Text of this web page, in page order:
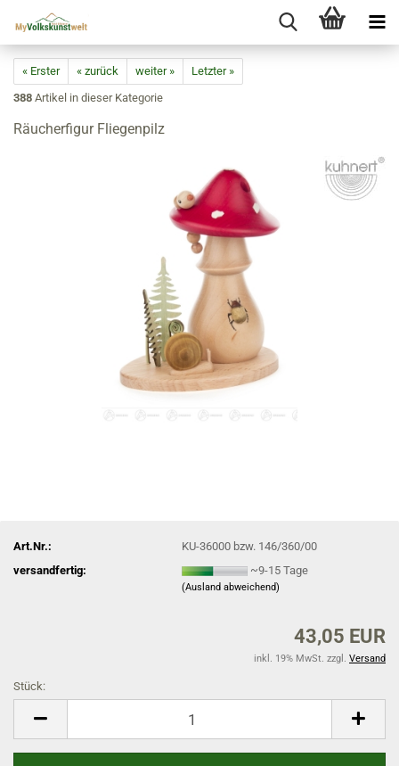
« Erster « zurück weiter »
Letzter »
388 Artikel in dieser Kategorie
Räucherfigur Fliegenpilz
Art.Nr.:
KU-36000 bzw. 146/360/00
versandfertig:
~9-15 Tage
(Ausland abweichend)
43,05 EUR
inkl. 19% MwSt. zzgl. Versand
Stück: